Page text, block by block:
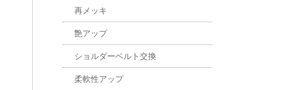
再メッキ
艶アップ
ショルダーベルト交換
柔軟性アップ